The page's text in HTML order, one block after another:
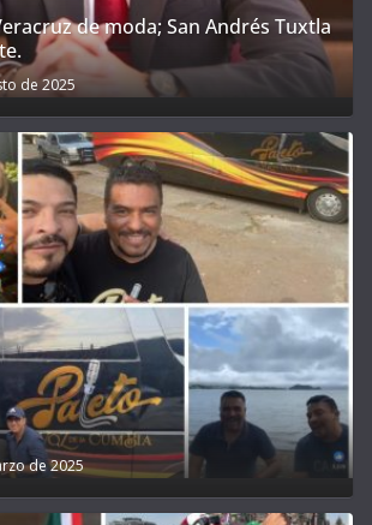
de moda; San Andrés Tuxtla
de 2025
de 2025